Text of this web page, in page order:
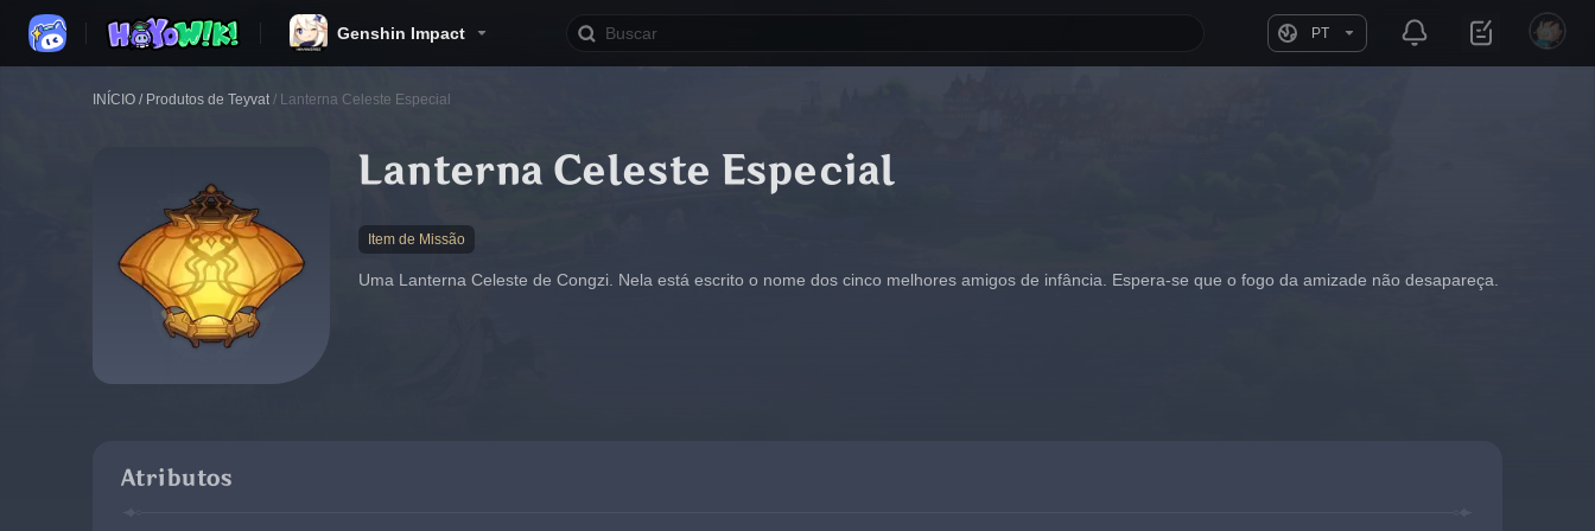
Genshin Impact PT
INÍCIO / Produtos de Teyvat / Lanterna Celeste Especial
Lanterna Celeste Especial
Item de Missão
Uma Lanterna Celeste de Congzi. Nela está escrito o nome dos cinco melhores amigos de infância. Espera-se que o fogo da amizade não desapareça.
Atributos